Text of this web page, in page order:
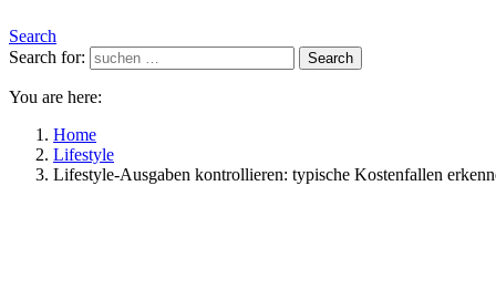
Search
Search for:
Search
You are here:
Home
Lifestyle
Lifestyle-Ausgaben kontrollieren: typische Kostenfallen